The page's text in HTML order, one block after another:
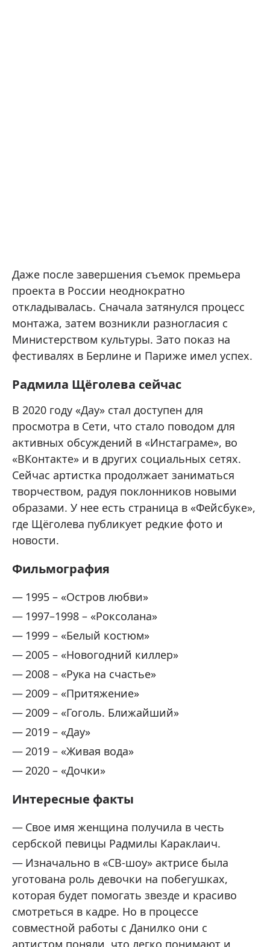
Даже после завершения съемок премьера
проекта в России неоднократно
откладывалась. Сначала затянулся процесс
монтажа, затем возникли разногласия с
Министерством культуры. Зато показ на
фестивалях в Берлине и Париже имел успех.
Радмила Щёголева сейчас
В 2020 году «Дау» стал доступен для
просмотра в Сети, что стало поводом для
активных обсуждений в «Инстаграме», во
«ВКонтакте» и в других социальных сетях.
Сейчас артистка продолжает заниматься
творчеством, радуя поклонников новыми
образами. У нее есть страница в «Фейсбуке»,
где Щёголева публикует редкие фото и
новости.
Фильмография
1995 – «Остров любви»
1997–1998 – «Роксолана»
1999 – «Белый костюм»
2005 – «Новогодний киллер»
2008 – «Рука на счастье»
2009 – «Притяжение»
2009 – «Гоголь. Ближайший»
2019 – «Дау»
2019 – «Живая вода»
2020 – «Дочки»
Интересные факты
Свое имя женщина получила в честь
сербской певицы Радмилы Караклаич.
Изначально в «СВ-шоу» актрисе была
уготована роль девочки на побегушках,
которая будет помогать звезде и красиво
смотреться в кадре. Но в процессе
совместной работы с Данилко они с
артистом поняли, что легко понимают и